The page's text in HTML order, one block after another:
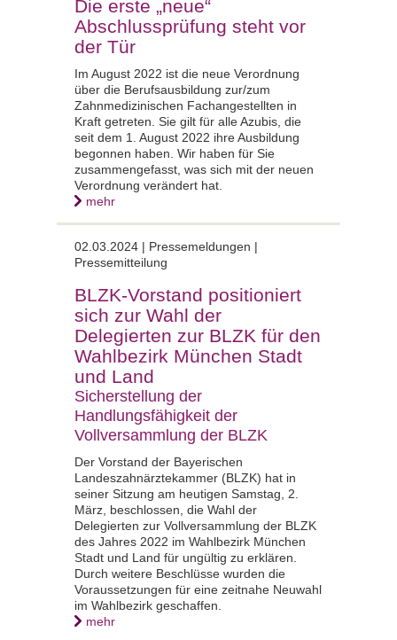
Die erste „neue“
Abschlussprüfung steht vor
der Tür
Im August 2022 ist die neue Verordnung
über die Berufsausbildung zur/zum
Zahnmedizinischen Fachangestellten in
Kraft getreten. Sie gilt für alle Azubis, die
seit dem 1. August 2022 ihre Ausbildung
begonnen haben. Wir haben für Sie
zusammengefasst, was sich mit der neuen
Verordnung verändert hat.
mehr
02.03.2024 | Pressemeldungen |
Pressemitteilung
BLZK-Vorstand positioniert
sich zur Wahl der
Delegierten zur BLZK für den
Wahlbezirk München Stadt
und Land
Sicherstellung der
Handlungsfähigkeit der
Vollversammlung der BLZK
Der Vorstand der Bayerischen
Landeszahnärztekammer (BLZK) hat in
seiner Sitzung am heutigen Samstag, 2.
März, beschlossen, die Wahl der
Delegierten zur Vollversammlung der BLZK
des Jahres 2022 im Wahlbezirk München
Stadt und Land für ungültig zu erklären.
Durch weitere Beschlüsse wurden die
Voraussetzungen für eine zeitnahe Neuwahl
im Wahlbezirk geschaffen.
mehr